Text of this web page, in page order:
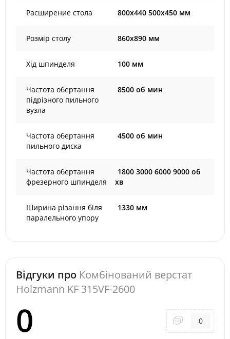
Расширение стола 800x440 500x450 мм
Розмір столу 860x890 мм
Хід шпинделя 100 мм
Частота обертання
підрізного пильного
вузла
8500 об мин
Частота обертання
пильного диска
4500 об мин
Частота обертання
фрезерного шпинделя
1800 3000 6000 9000 об
хв
Ширина різання біля
паралельного упору
1330 мм
Відгуки про Комбінований верстат
Holzmann KF 315VF-2600
0 0